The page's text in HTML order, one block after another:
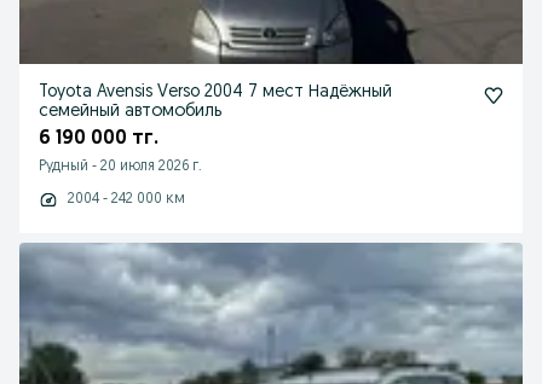
Toyota Avensis Verso 2004 7 мест Надёжный
семейный автомобиль
6 190 000 тг.
Рудный - 20 июля 2026 г.
2004 - 242 000 км